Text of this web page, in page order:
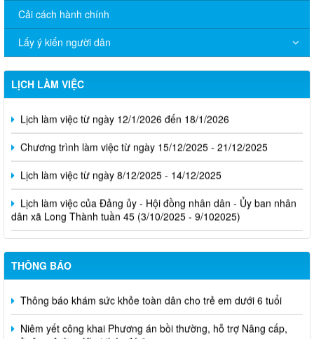
Cải cách hành chính
Lấy ý kiến người dân
LỊCH LÀM VIỆC
Lịch làm việc từ ngày 12/1/2026 đến 18/1/2026
Chương trình làm việc từ ngày 15/12/2025 - 21/12/2025
Lịch làm việc từ ngày 8/12/2025 - 14/12/2025
Lịch làm việc của Đảng ủy - Hội đồng nhân dân - Ủy ban nhân
dân xã Long Thành tuần 45 (3/10/2025 - 9/102025)
THÔNG BÁO
Niêm yết công khai Phương án bồi thường, hỗ trợ Nâng cấp,
mở rộng đường Khai thác đá 3